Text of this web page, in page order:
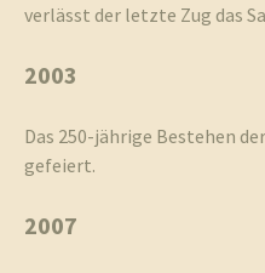
verlässt der letzte Zug das
2003
Das 250-jährige Bestehen
gefeiert.
2007